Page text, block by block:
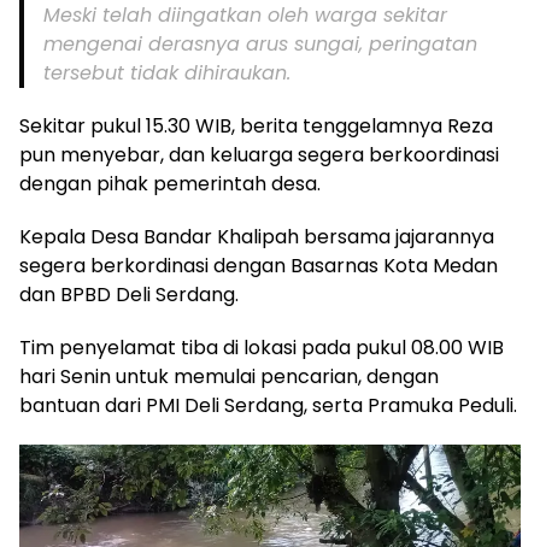
Meski telah diingatkan oleh warga sekitar
mengenai derasnya arus sungai, peringatan
tersebut tidak dihiraukan.
Sekitar pukul 15.30 WIB, berita tenggelamnya Reza
pun menyebar, dan keluarga segera berkoordinasi
dengan pihak pemerintah desa.
Kepala Desa Bandar Khalipah bersama jajarannya
segera berkordinasi dengan Basarnas Kota Medan
dan BPBD Deli Serdang.
Tim penyelamat tiba di lokasi pada pukul 08.00 WIB
hari Senin untuk memulai pencarian, dengan
bantuan dari PMI Deli Serdang, serta Pramuka Peduli.